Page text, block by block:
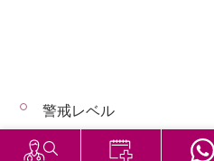
© 2026 著作権©アドベンティストヘル
警戒レベル
Hospital Services During